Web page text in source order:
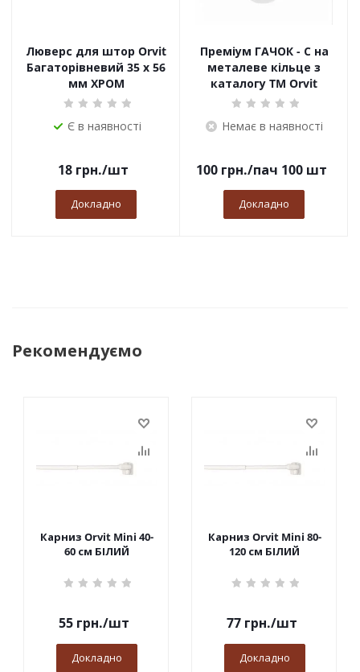
Люверс для штор Orvit
Багаторівневий 35 х 56
мм ХРОМ
Є в наявності
18 грн./шт
Докладно
Преміум ГАЧОК - С на
металеве кільце з
каталогу TM Orvit
Немає в наявності
100грн./пач 100 шт
Докладно
Рекомендуємо
Карниз Orvit Mini 40-
60 см БІЛИЙ
55грн./шт
Докладно
Карниз Orvit Mini 80-
120 см БІЛИЙ
77грн./шт
Докладно